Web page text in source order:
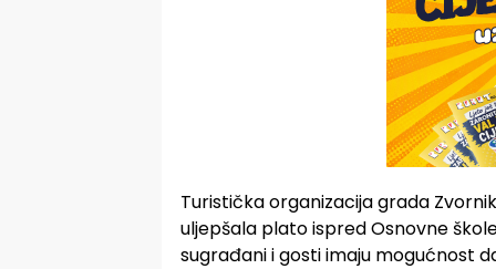
Turistička organizacija grada
uljepšala plato ispred Osnovne škole
sugrađani i gosti imaju mogućnost